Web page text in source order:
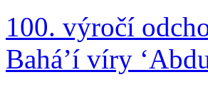
100. výročí
Bahá’í víry